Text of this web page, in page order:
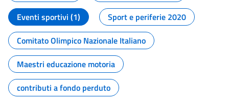
Eventi sportivi (1)
Sport e periferie 2020
Comitato Olimpico Nazionale Italiano
Maestri educazione motoria
contributi a fondo perduto